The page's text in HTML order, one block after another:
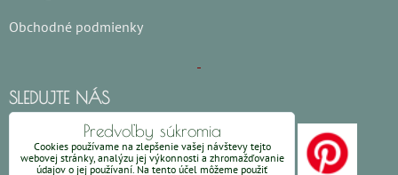
Obchodné podmienky
SLEDUJTE NÁS
Predvoľby súkromia
Cookies používame na zlepšenie vašej návštevy tejto
webovej stránky, analýzu jej výkonnosti a zhromažďovanie
údajov o jej používaní. Na tento účel môžeme použiť